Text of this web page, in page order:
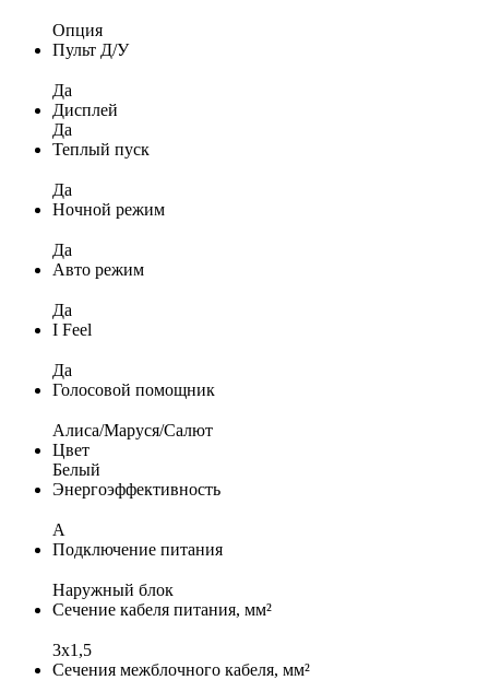
Опция
Пульт Д/У
Да
Дисплей
Да
Теплый пуск
Да
Ночной режим
Да
Авто режим
Да
I Feel
Да
Голосовой помощник
Алиса/Маруся/Салют
Цвет
Белый
Энергоэффективность
A
Подключение питания
Наружный блок
Сечение кабеля питания, мм²
3x1,5
Сечения межблочного кабеля, мм²